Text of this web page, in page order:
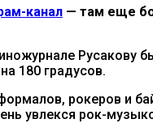
канал — там еще
Русакову
180 градусов.
рокеров и
увлекся рок-